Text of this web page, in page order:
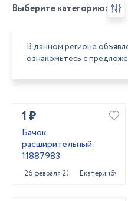
Выберите категорию:
В данном регионе
ознакомьтесь с
1 ₽
Бачок
расширительный
11887983
26 февраля 2022 Екатеринбург